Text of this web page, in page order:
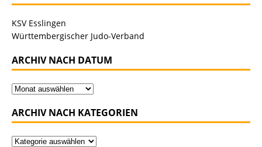
KSV Esslingen
Württembergischer Judo-Verband
ARCHIV NACH DATUM
ARCHIV NACH KATEGORIEN